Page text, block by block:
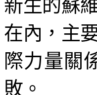
新生的蘇
在內，主
際力量關
敗。